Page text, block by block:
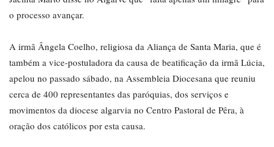
o processo avançar.
A irmã Ângela Coelho, religiosa da Aliança de Santa Maria, que é
também a vice-postuladora da causa de beatificação da irmã Lúcia,
apelou no passado sábado, na Assembleia Diocesana que reuniu
cerca de 400 representantes das paróquias, dos serviços e
movimentos da diocese algarvia no Centro Pastoral de Pêra, à
oração dos católicos por esta causa.